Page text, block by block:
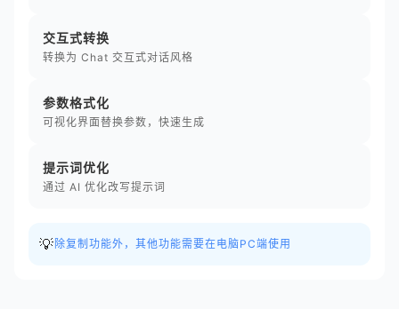
交互式转换
转换为 Chat 交互式对话风格
参数格式化
可视化界面替换参数，快速生成
提示词优化
通过 AI 优化改写提示词
💡 除复制功能外，其他功能需要在电脑PC端使用